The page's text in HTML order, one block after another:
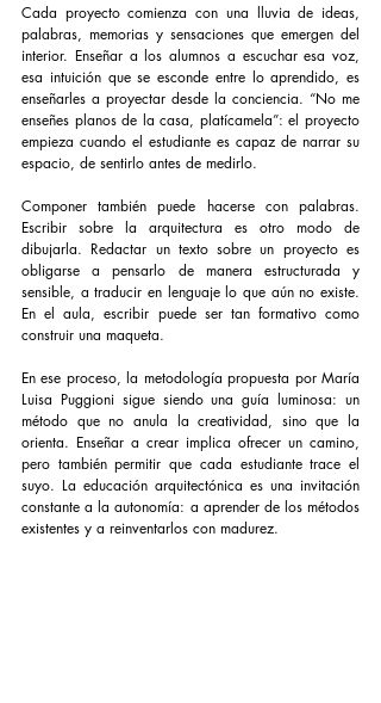
Cada proyecto comienza con una lluvia de ideas,
palabras, memorias y sensaciones que emergen del
interior. Enseñar a los alumnos a escuchar esa voz,
esa intuición que se esconde entre lo aprendido, es
enseñarles a proyectar desde la conciencia. “No me
enseñes planos de la casa, platícamela”: el proyecto
empieza cuando el estudiante es capaz de narrar su
espacio, de sentirlo antes de medirlo.
Componer también puede hacerse con palabras.
Escribir sobre la arquitectura es otro modo de
dibujarla. Redactar un texto sobre un proyecto es
obligarse a pensarlo de manera estructurada y
sensible, a traducir en lenguaje lo que aún no existe.
En el aula, escribir puede ser tan formativo como
construir una maqueta.
En ese proceso, la metodología propuesta por María
Luisa Puggioni sigue siendo una guía luminosa: un
método que no anula la creatividad, sino que la
orienta. Enseñar a crear implica ofrecer un camino,
pero también permitir que cada estudiante trace el
suyo. La educación arquitectónica es una invitación
constante a la autonomía: a aprender de los métodos
existentes y a reinventarlos con madurez.